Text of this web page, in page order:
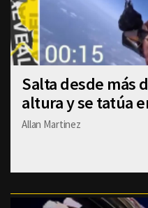
Salta desde más
altura y se tatúa
Allan Martinez